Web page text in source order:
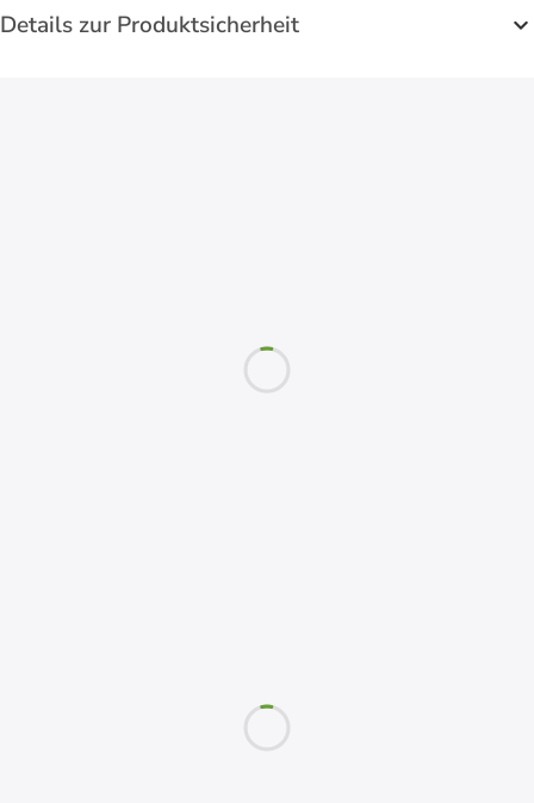
Details zur Produktsicherheit